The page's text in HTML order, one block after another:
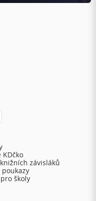
KDčko
závisláků
poukazy
školy